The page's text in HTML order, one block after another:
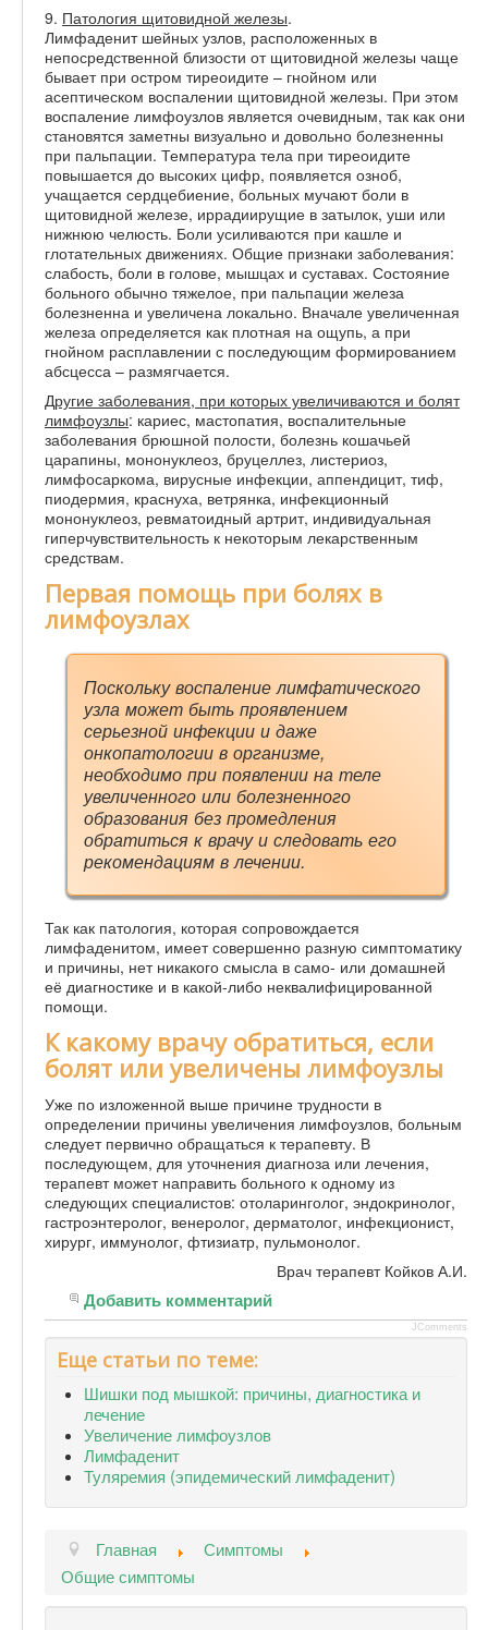
9. Патология щитовидной железы.
Лимфаденит шейных узлов, расположенных в
непосредственной близости от щитовидной железы чаще
бывает при остром тиреоидите – гнойном или
асептическом воспалении щитовидной железы. При этом
воспаление лимфоузлов является очевидным, так как они
становятся заметны визуально и довольно болезненны
при пальпации. Температура тела при тиреоидите
повышается до высоких цифр, появляется озноб,
учащается сердцебиение, больных мучают боли в
щитовидной железе, иррадиирущие в затылок, уши или
нижнюю челюсть. Боли усиливаются при кашле и
глотательных движениях. Общие признаки заболевания:
слабость, боли в голове, мышцах и суставах. Состояние
больного обычно тяжелое, при пальпации железа
болезненна и увеличена локально. Вначале увеличенная
железа определяется как плотная на ощупь, а при
гнойном расплавлении с последующим формированием
абсцесса – размягчается.
Другие заболевания, при которых увеличиваются и болят
лимфоузлы: кариес, мастопатия, воспалительные
заболевания брюшной полости, болезнь кошачьей
царапины, мононуклеоз, бруцеллез, листериоз,
лимфосаркома, вирусные инфекции, аппендицит, тиф,
пиодермия, краснуха, ветрянка, инфекционный
мононуклеоз, ревматоидный артрит, индивидуальная
гиперчувствительность к некоторым лекарственным
средствам.
Первая помощь при болях в
лимфоузлах
Поскольку воспаление лимфатического
узла может быть проявлением
серьезной инфекции и даже
онкопатологии в организме,
необходимо при появлении на теле
увеличенного или болезненного
образования без промедления
обратиться к врачу и следовать его
рекомендациям в лечении.
Так как патология, которая сопровождается
лимфаденитом, имеет совершенно разную симптоматику
и причины, нет никакого смысла в само- или домашней
её диагностике и в какой-либо неквалифицированной
помощи.
К какому врачу обратиться, если
болят или увеличены лимфоузлы
Уже по изложенной выше причине трудности в
определении причины увеличения лимфоузлов, больным
следует первично обращаться к терапевту. В
последующем, для уточнения диагноза или лечения,
терапевт может направить больного к одному из
следующих специалистов: отоларинголог, эндокринолог,
гастроэнтеролог, венеролог, дерматолог, инфекционист,
хирург, иммунолог, фтизиатр, пульмонолог.
Врач терапевт Койков А.И.
Добавить комментарий
JComments
Еще статьи по теме:
Шишки под мышкой: причины, диагностика и
лечение
Увеличение лимфоузлов
Лимфаденит
Туляремия (эпидемический лимфаденит)
Главная
Симптомы
Общие симптомы